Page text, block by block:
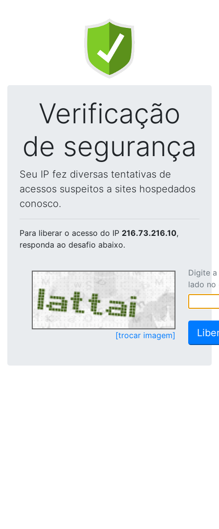
Verificação
de segurança
Seu IP fez diversas tentativas de
acessos suspeitos a sites hospedados
conosco.
Para liberar o acesso do IP 216.73.216.10,
responda ao desafio abaixo.
[trocar imagem]
Digite
lado no